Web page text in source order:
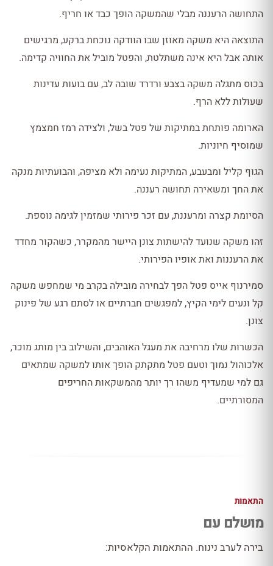
התחושה הרעננה מבלי שהמשקה הופך כבד או חריף.
התוצאה היא משקה מאוזן שבו הוודקה נוכחת ברקע, מרגישים
אותה אבל היא אינה משתלטת, והפטל מוביל את החוויה קדימה.
בכוס מתגלה משקה בצבע ורדרד שובה לב, עם בועות עדינות
שעולות ללא הרף.
הארומה פותחת במתיקות של פטל בשל, ולצידה רמז חמצמץ
שמוסיף חיוניות.
הגוף קליל ומבעבע, המתיקות נעימה ולא מציפה, והבועתיות מנקה
את החך ומשאירה תחושה רעננה.
הסיומת קצרה ומרעננת, עם זכר פירותי שמזמין לגימה נוספת.
זהו משקה שנועד להישתות צונן היישר מהמקרר, כשהקור מחדד
את הרעננות ואת אופיו הפירותי.
סמירנוף אייס פטל הפך לבחירה מובילה בקרב מי שמחפש משקה
קל ונעים לימי הקיץ, למפגשים חברתיים או לסתם רגע של פינוק
צונן.
הכשרות שלו מרחיבה את מעגל האוהבים, והשילוב בין מותג מוכר,
אלכוהול נמוך וטעם פטל מתקתק הופך אותו למשקה שמתאים
גם למי שמעדיף משהו רך יותר מהמשקאות החריפים
המסורתיים.
התאמות
מושלם עם
בירה לערב נינוח. ההתאמות הקלאסיות: